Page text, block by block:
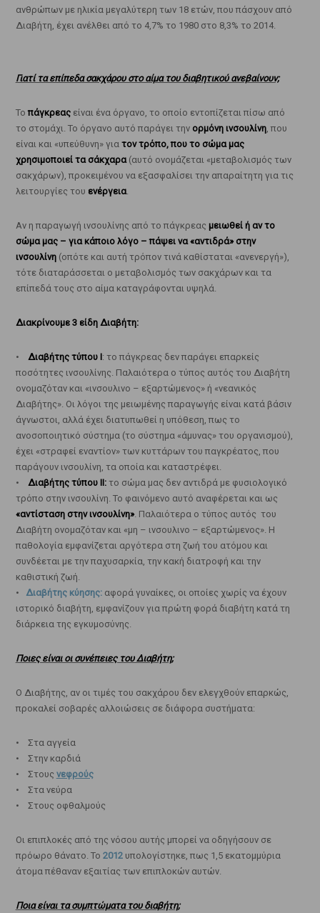
ανθρώπων με ηλικία μεγαλύτερη των 18 ετών, που πάσχουν από
Διαβήτη, έχει ανέλθει από το 4,7% το 1980 στο 8,3% το 2014.
Γιατί τα επίπεδα σακχάρου στο αίμα του διαβητικού ανεβαίνουν;
Τοπάγκρεαςείναι ένα όργανο, το οποίο εντοπίζεται πίσω από
το στομάχι. Το όργανο αυτό παράγει την ορμόνη ινσουλίνη, που
είναι και «υπεύθυνη» για τον τρόπο, που το σώμα μας
χρησιμοποιεί τα σάκχαρα(αυτό ονομάζεται «μεταβολισμός των
σακχάρων), προκειμένου να εξασφαλίσει την απαραίτητη για τις
λειτουργίες του ενέργεια.
Αν η παραγωγή ινσουλίνης από το πάγκρεας μειωθεί ή αν το
σώμα μας – για κάποιο λόγο – πάψει να «αντιδρά» στην
ινσουλίνη(οπότε και αυτή τρόπον τινά καθίσταται «ανενεργή»),
τότε διαταράσσεται ο μεταβολισμός των σακχάρων και τα
επίπεδά τους στο αίμα καταγράφονται υψηλά.
Διακρίνουμε 3 είδη Διαβήτη:
• Διαβήτης τύπου Ι: το πάγκρεας δεν παράγει επαρκείς
ποσότητες ινσουλίνης. Παλαιότερα ο τύπος αυτός του Διαβήτη
ονομαζόταν και «ινσουλινο – εξαρτώμενος» ή «νεανικός
Διαβήτης». Οι λόγοι της μειωμένης παραγωγής είναι κατά βάσιν
άγνωστοι, αλλά έχει διατυπωθεί η υπόθεση, πως το
ανοσοποιητικό σύστημα (το σύστημα «άμυνας» του οργανισμού),
έχει «στραφεί εναντίον» των κυττάρων του παγκρέατος, που
παράγουν ινσουλίνη, τα οποία και καταστρέφει.
• Διαβήτης τύπου ΙΙ:το σώμα μας δεν αντιδρά με φυσιολογικό
τρόπο στην ινσουλίνη. Το φαινόμενο αυτό αναφέρεται και ως
«αντίσταση στην ινσουλίνη». Παλαιότερα ο τύπος αυτός του
Διαβήτη ονομαζόταν και «μη – ινσουλινο – εξαρτώμενος». Η
παθολογία εμφανίζεται αργότερα στη ζωή του ατόμου και
συνδέεται με την παχυσαρκία, την κακή διατροφή και την
καθιστική ζωή.
• Διαβήτης κύησης:αφορά γυναίκες, οι οποίες χωρίς να έχουν
ιστορικό διαβήτη, εμφανίζουν για πρώτη φορά διαβήτη κατά τη
διάρκεια της εγκυμοσύνης.
Ποιες είναι οι συνέπειες του Διαβήτη;
Ο Διαβήτης, αν οι τιμές του σακχάρου δεν ελεγχθούν επαρκώς,
προκαλεί σοβαρές αλλοιώσεις σε διάφορα συστήματα:
• Στα αγγεία
• Στην καρδιά
• Στους νεφρούς
• Στα νεύρα
• Στους οφθαλμούς
Οι επιπλοκές από της νόσου αυτής μπορεί να οδηγήσουν σε
πρόωρο θάνατο. Το 2012 υπολογίστηκε, πως 1,5 εκατομμύρια
άτομα πέθαναν εξαιτίας των επιπλοκών αυτών.
Ποια είναι τα συμπτώματα του διαβήτη;